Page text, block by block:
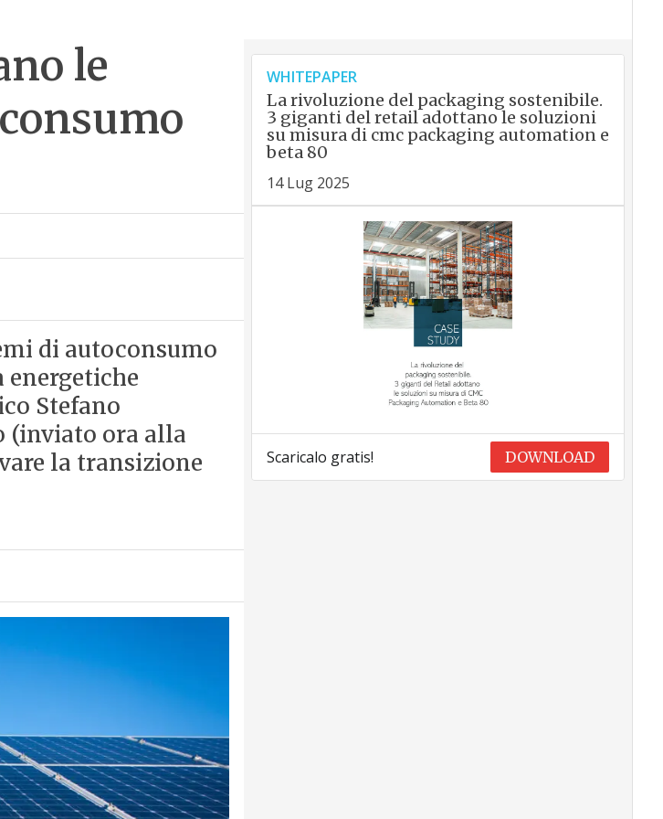
le
di autoconsumo
Stefano
(inviato ora alla
la transizione
WHITEPAPER
La rivoluzione del packaging sostenibile.
3 giganti del retail adottano le soluzioni
su misura di cmc packaging automation e
beta 80
14 Lug 2025
Scaricalo gratis! DOWNLOAD